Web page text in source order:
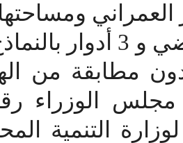
، 138 ) دون مطابقة من